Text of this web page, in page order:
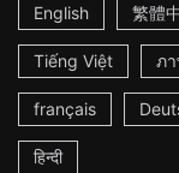
English
繁體
Tiếng Việt ภ
français
हिन्दी